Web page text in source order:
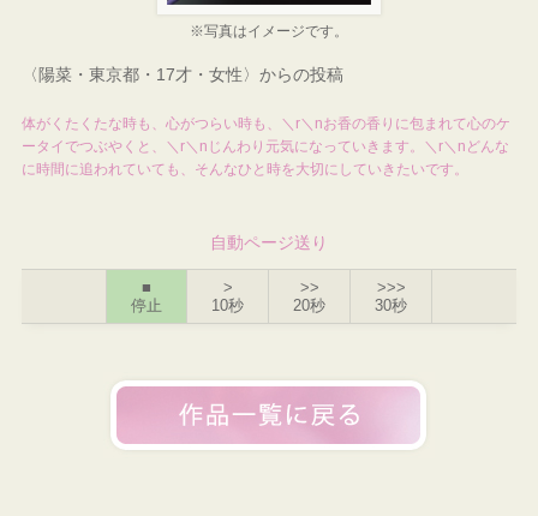
※写真はイメージです。
〈陽菜・東京都・17才・女性〉からの投稿
体がくたくたな時も、心がつらい時も、＼r＼nお香の香りに包まれて心のケ
ータイでつぶやくと、＼r＼nじんわり元気になっていきます。＼r＼nどんな
に時間に追われていても、そんなひと時を大切にしていきたいです。
自動ページ送り
■
停止
>
10秒
>>
20秒
>>>
30秒